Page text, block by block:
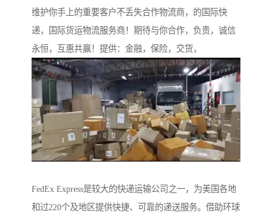
维护你手上的重要客户不丢失合作物流商，的国际快
递，国际货运物流服务商！期待与你合作，负责，诚信
永恒，互惠共赢！提供：金融，保险，交货，
FedEx Express是较大的快递运输公司之一，为美国各地
和过220个及地区提供快捷、可靠的递送服务。借助环球